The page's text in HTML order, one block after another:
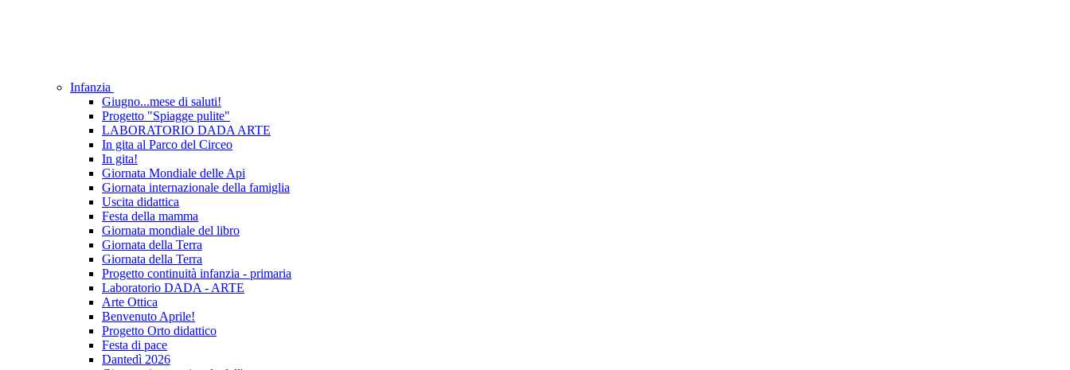
Infanzia
Giugno...mese di saluti!
Progetto "Spiagge pulite"
LABORATORIO DADA ARTE
In gita al Parco del Circeo
In gita!
Giornata Mondiale delle Api
Giornata internazionale della famiglia
Uscita didattica
Festa della mamma
Giornata mondiale del libro
Giornata della Terra
Giornata della Terra
Progetto continuità infanzia - primaria
Laboratorio DADA - ARTE
Arte Ottica
Benvenuto Aprile!
Progetto Orto didattico
Festa di pace
Dantedì 2026